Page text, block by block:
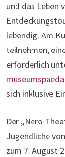
und das Leben
lebendig. Am
teilnehmen,
erforderlich
sich inklusive
Der „Nero-
Jugendliche
zum 7. August